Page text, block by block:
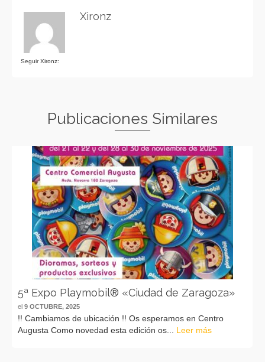
Seguir Xironz:
Xironz
Publicaciones Similares
5ª Expo Playmobil® «Ciudad de Zaragoza»
el 9 OCTUBRE, 2025
!! Cambiamos de ubicación !! Os esperamos en Centro
Augusta Como novedad esta edición os... Leer más